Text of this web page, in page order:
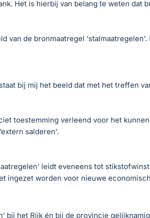
Het is hierbij van belang te weten
van de bronmaatregel
bij mij het beeld dat met het treffen
toestemming verleend voor het
salderen’.
leidt eveneens tot
ingezet worden voor nieuwe
bij het Rijk én bij de provincie